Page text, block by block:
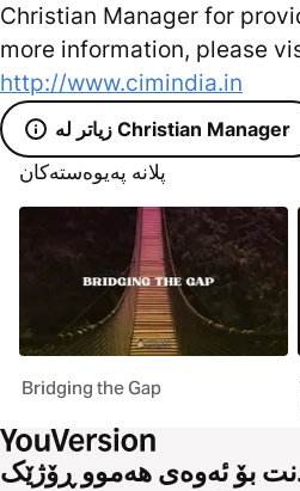
Christian Manager for
more information, please
http://www.cimindia.in
زیاتر لە Christian Manager
پلانە پەیوەستەکان
Bridging the Gap
بۆ ئەوەی هەموو ڕۆژێک